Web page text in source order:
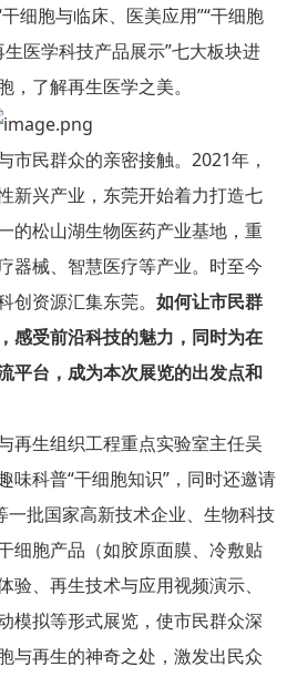
细胞与临床、医美应用”“干细胞
生医学科技产品展示”七大板块进
了解再生医学之美。
民群众的亲密接触。2021年，
新兴产业，东莞开始着力打造七
的松山湖生物医药产业基地，重
器械、智慧医疗等产业。时至今
创资源汇集东莞。 如何让市民群
感受前沿科技的魅力，同时为在
平台，成为本次展览的出发点和
生组织工程重点实验室主任吴
味科普“干细胞知识”，同时还邀请
一批国家高新技术企业、生物科技
细胞产品（如胶原面膜、冷敷贴
、再生技术与应用视频演示、
模拟等形式展览，使市民群众深
与再生的神奇之处，激发出民众